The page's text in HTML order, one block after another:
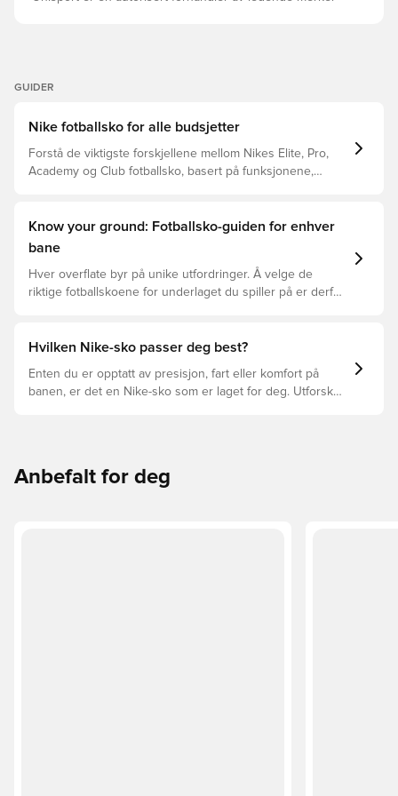
GUIDER
Nike fotballsko for alle budsjetter
Forstå de viktigste forskjellene mellom Nikes Elite, Pro,
Academy og Club fotballsko, basert på funksjonene,
Know your ground: Fotballsko-guiden for enhver
bane
Hver overflate byr på unike utfordringer. Å velge de
riktige fotballskoene for underlaget du spiller på er derfor
fotballsko som er det beste valget for de forskjellige
Hvilken Nike-sko passer deg best?
Enten du er opptatt av presisjon, fart eller komfort på
banen, er det en Nike-sko som er laget for deg. Utforsk
Anbefalt for deg